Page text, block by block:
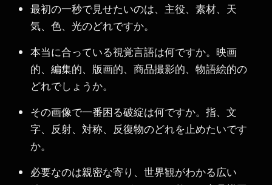
最初の一秒で見せたいのは、主役、素材、天
気、色、光のどれですか。
本当に合っている視覚言語は何ですか。映画
的、編集的、版画的、商品撮影的、物語絵的の
どれでしょうか。
その画像で一番困る破綻は何ですか。指、文
字、反射、対称、反復物のどれを止めたいです
か。
必要なのは親密な寄り、世界観がわかる広い